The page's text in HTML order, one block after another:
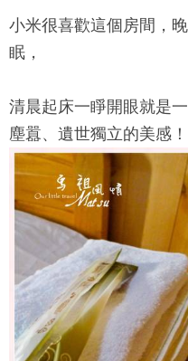
小米很喜歡這個房間，
眠，
清晨起床一睜開眼就是
塵囂、遺世獨立的美感！